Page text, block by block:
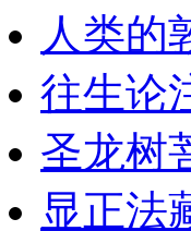
人类的
往生论
圣龙树
显正